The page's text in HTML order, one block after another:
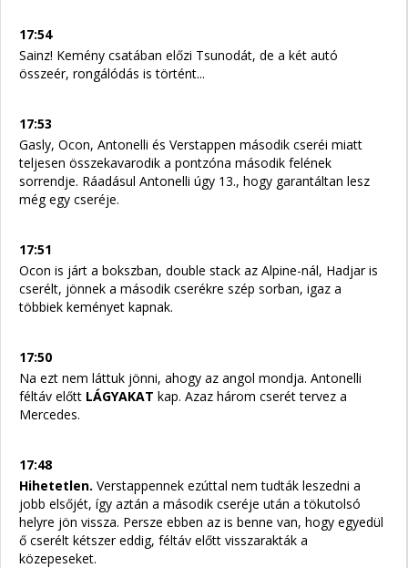
17:54
Sainz! Kemény csatában előzi Tsunodát, de a két autó
összeér, rongálódás is történt...
17:53
Gasly, Ocon, Antonelli és Verstappen második cseréi miatt
teljesen összekavarodik a pontzóna második felének
sorrendje. Ráadásul Antonelli úgy 13., hogy garantáltan lesz
még egy cseréje.
17:51
Ocon is járt a bokszban, double stack az Alpine-nál, Hadjar is
cserélt, jönnek a második cserékre szép sorban, igaz a
többiek keményet kapnak.
17:50
Na ezt nem láttuk jönni, ahogy az angol mondja. Antonelli
féltáv előtt LÁGYAKAT kap. Azaz három cserét tervez a
Mercedes.
17:48
Hihetetlen. Verstappennek ezúttal nem tudták leszedni a
jobb elsőjét, így aztán a második cseréje után a tökutolsó
helyre jön vissza. Persze ebben az is benne van, hogy egyedül
ő cserélt kétszer eddig, féltáv előtt visszarakták a
közepeseket.